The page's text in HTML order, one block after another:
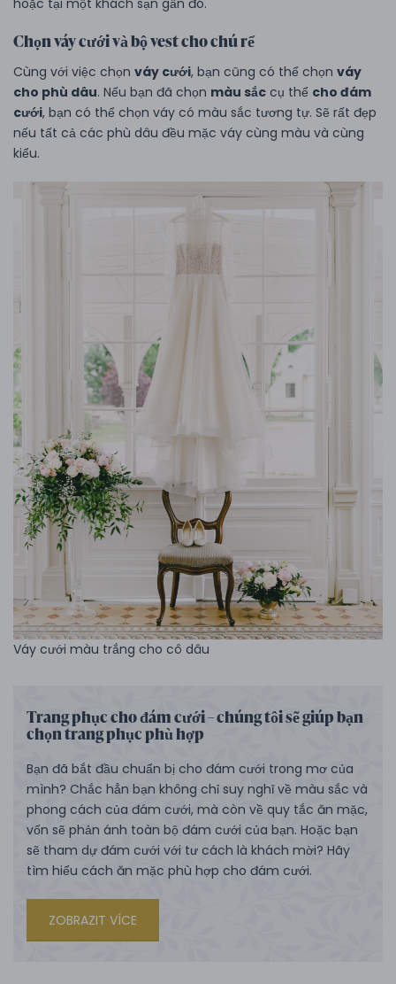
Chọn váy cưới và bộ vest cho chú rể
Cùng với việc chọn váy cưới, bạn cũng có thể chọn váy
cho phù dâu. Nếu bạn đã chọn màu sắc cụ thể cho đám
cưới, bạn có thể chọn váy có màu sắc tương tự. Sẽ rất đẹp
nếu tất cả các phù dâu đều mặc váy cùng màu và cùng
kiểu.
Váy cưới màu trắng cho cô dâu
Trang phục cho đám cưới – chúng tôi sẽ giúp bạn
chọn trang phục phù hợp
Bạn đã bắt đầu chuẩn bị cho đám cưới trong mơ của
mình? Chắc hẳn bạn không chỉ suy nghĩ về màu sắc và
phong cách của đám cưới, mà còn về quy tắc ăn mặc,
vốn sẽ phản ánh toàn bộ đám cưới của bạn. Hoặc bạn
sẽ tham dự đám cưới với tư cách là khách mời? Hãy
tìm hiểu cách ăn mặc phù hợp cho đám cưới.
ZOBRAZIT VÍCE